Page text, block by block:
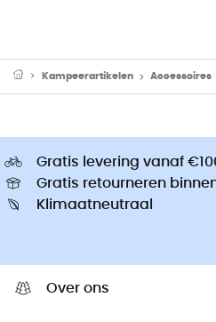
Kampeerartikelen Accessoires
Gratis levering vanaf
Gratis retourneren
Klimaatneutraal
Over ons